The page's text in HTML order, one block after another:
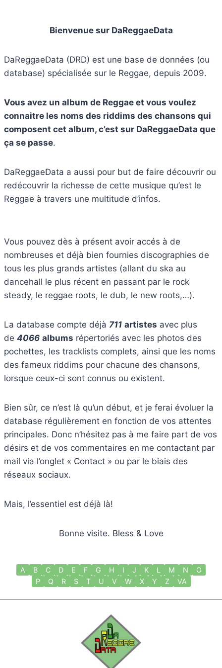
Bienvenue sur DaReggaeData
DaReggaeData (DRD) est une base de données (ou
database) spécialisée sur le Reggae, depuis 2009.
Vous avez un album de Reggae et vous voulez
connaitre les noms des riddims des chansons qui
composent cet album, c’est sur DaReggaeData que
ça se passe.
DaReggaeData a aussi pour but de faire découvrir ou
redécouvrir la richesse de cette musique qu’est le
Reggae à travers une multitude d’infos.
Vous pouvez dès à présent avoir accés à de
nombreuses et déjà bien fournies discographies de
tous les plus grands artistes (allant du ska au
dancehall le plus récent en passant par le rock
steady, le reggae roots, le dub, le new roots,…).
La database compte déjà 711 artistes avec plus
de 4066 albums répertoriés avec les photos des
pochettes, les tracklists complets, ainsi que les noms
des fameux riddims pour chacune des chansons,
lorsque ceux-ci sont connus ou existent.
Bien sûr, ce n’est là qu’un début, et je ferai évoluer la
database régulièrement en fonction de vos attentes
principales. Donc n’hésitez pas à me faire part de vos
désirs et de vos commentaires en me contactant par
mail via l’onglet « Contact » ou par le biais des
réseaux sociaux.
Mais, l’essentiel est déjà là!
Bonne visite. Bless & Love
A B C D E F G H I J K L M N
O
P
Q R S T U V W X Y Z VA